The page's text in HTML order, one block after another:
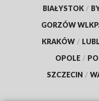
BIAŁYSTOK /
GORZÓW
KRAKÓW /
OPOLE /
SZCZECIN /